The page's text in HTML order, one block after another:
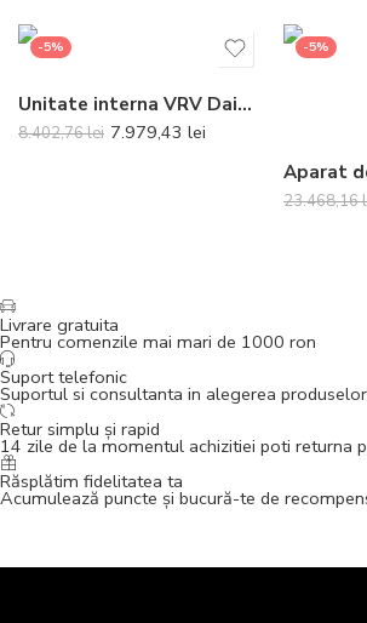
-5%
Unitate interna VRV Daikin FXLQ32P de pardoseala 3.6 kW – Nu include telecomanda
8.402,76lei 7.979,43 lei
-5%
23.468,16
Livrare gratuita
Pentru comenzile mai mari de 1000 ron
Suport telefonic
Suportul si consultanta in alegerea
Retur simplu și rapid
14 zile de la momentul achizitiei poti returna
Răsplătim fidelitatea ta
Acumulează puncte și bucură-te de